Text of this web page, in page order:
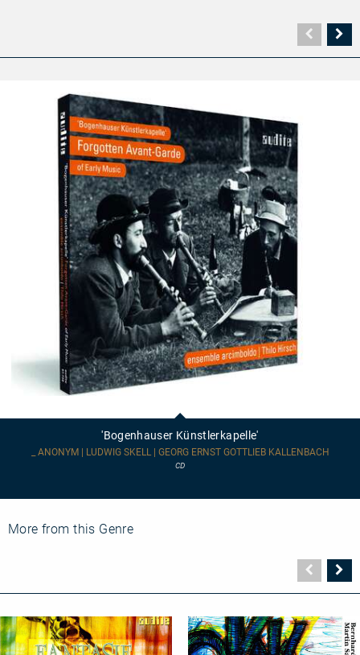
Seite
'Bogenhauser Künstlerkapelle'
_ ANONYM | LUDWIG SKELL | GEORG ERNST GOTTLIEB KALLENBACH
CD
More from this Genre
Seite